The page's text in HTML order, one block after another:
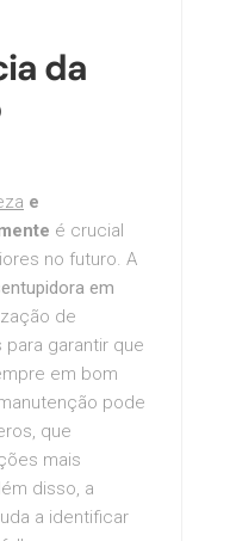
da
e
é crucial
no futuro. A
em
de
garantir que
em bom
pode
que
mais
disso, a
a identificar